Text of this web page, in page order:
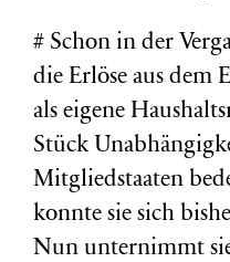
# Schon in der
die Erlöse aus dem
als eigene
Stück
Mitgliedstaaten
konnte sie sich
Nun unternimmt